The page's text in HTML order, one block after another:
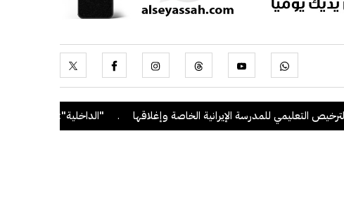
التعليمي للمدرسة الإيرانية الخاصة وإغلاقها . "الداخلية": ضبط 56 مخالفاً في حملة أمنية مشتركة بالتعاون مع "القوى العاملة"